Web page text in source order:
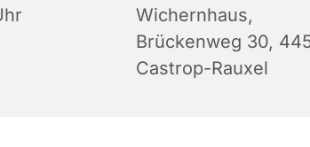
Wichernhaus,
Brückenweg 30,
Castrop-Rauxel